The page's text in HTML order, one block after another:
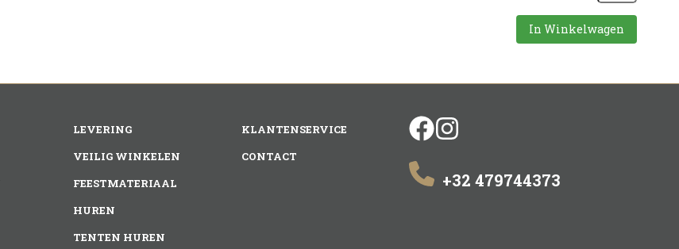
In Winkelwagen
LEVERING
VEILIG WINKELEN
FEESTMATERIAAL
HUREN
TENTEN HUREN
KLANTENSERVICE
CONTACT
facebook
+32 479744373